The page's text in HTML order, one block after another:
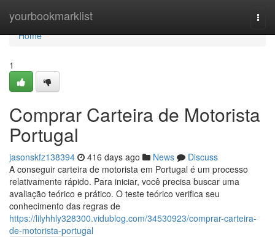
yourbookmarklist
Home
Home
1
Comprar Carteira de Motorista
Portugal
jasonskfz138394 416 days ago News
Discuss
A conseguir carteira de motorista em Portugal é um processo
relativamente rápido. Para iniciar, você precisa buscar uma
avaliação teórico e prático. O teste teórico verifica seu
conhecimento das regras de
https://lilyhhly328300.vidublog.com/34530923/comprar-carteira-
de-motorista-portugal